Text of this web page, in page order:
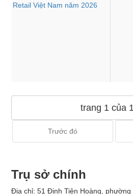
Retail Việt Nam năm 2026
trang 1 của
Trước đó
Trụ sở chính
Địa chỉ: 51 Đinh Tiên Hoàng, phường